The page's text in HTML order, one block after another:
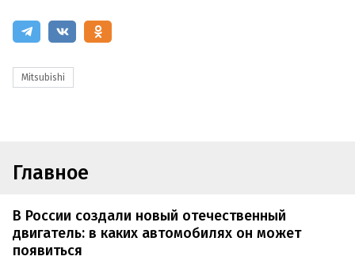
Mitsubishi
Главное
В России создали новый отечественный
двигатель: в каких автомобилях он может
появиться